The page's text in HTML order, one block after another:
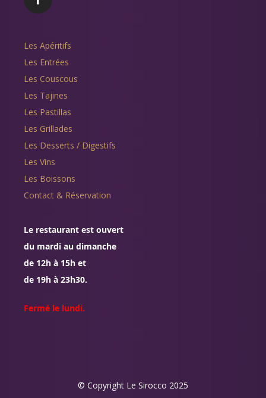
Les Apéritifs
Les Entrées
Les Couscous
Les Tajines
Les Pastillas
Les Grillades
Les Desserts / Digestifs
Les Vins
Les Boissons
Contact & Réservation
Le restaurant est ouvert
du mardi au dimanche
de 12h à 15h et
de 19h à 23h30.
Fermé le lundi.
© Copyright Le Sirocco 2025